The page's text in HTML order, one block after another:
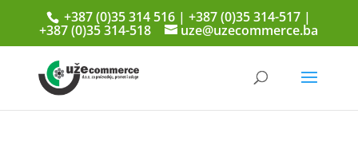
+387 (0)35 314 516 | +387 (0)35 314-517 |
+387 (0)35 314-518 uze@uzecommerce.ba